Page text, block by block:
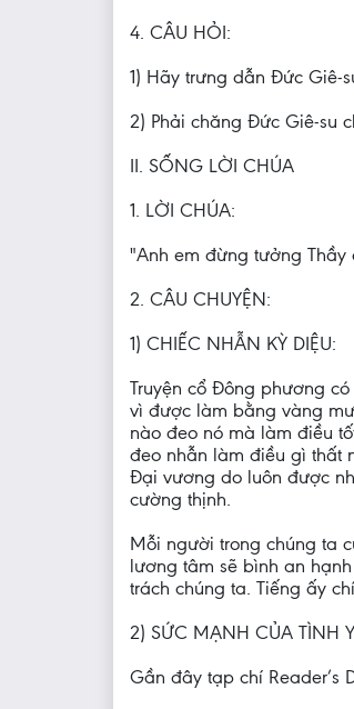
4. CÂU HỎI:
1) Hãy trưng dẫn Đức Giê-
2) Phải chăng Đức Giê-su
II. SỐNG LỜI CHÚA
1. LỜI CHÚA:
"Anh em đừng tưởng Thầy
2. CÂU CHUYỆN:
1) CHIẾC NHẪN KỲ DIỆU:
Truyện cổ Đông phương
vì được làm bằng vàng
nào đeo nó mà làm điều
đeo nhẫn làm điều gì thất
Đại vương do luôn được
cường thịnh.
Mỗi người trong chúng ta
lương tâm sẽ bình an
trách chúng ta. Tiếng ấy
2) SỨC MẠNH CỦA TÌNH
Gần đây tạp chí Reader’s